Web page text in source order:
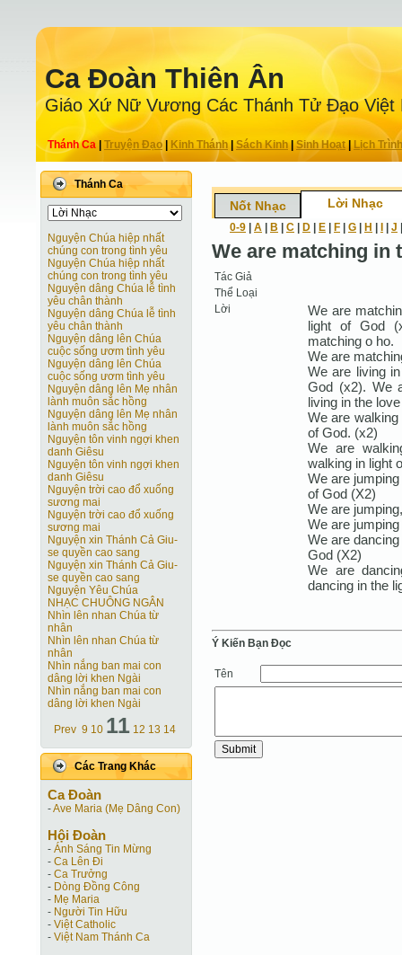
Ca Ðoàn Thiên Ân
Giáo Xứ Nữ Vương Các Thánh Tử Ðạo Việt
Thánh Ca Truyện Ðạo| Kinh Thánh Sách Kinh|Sinh Hoạt| Lịch Trình
Thánh Ca
Nguyện Chúa hiệp nhất
chúng con trong tình yêu
Nguyện Chúa hiệp nhất
chúng con trong tình yêu
Nguyện dâng Chúa lễ tình
yêu chân thành
Nguyện dâng Chúa lễ tình
yêu chân thành
Nguyện dâng lên Chúa
cuộc sống ươm tình yêu
Nguyện dâng lên Chúa
cuộc sống ươm tình yêu
Nguyện dâng lên Mẹ nhân
lành muôn sắc hồng
Nguyện dâng lên Mẹ nhân
lành muôn sắc hồng
Nguyện tôn vinh ngợi khen
danh Giêsu
Nguyện tôn vinh ngợi khen
danh Giêsu
Nguyện trời cao đổ xuống
sương mai
Nguyện trời cao đổ xuống
sương mai
Nguyện xin Thánh Cả Giu-
se quyền cao sang
Nguyện xin Thánh Cả Giu-
se quyền cao sang
Nguyện Yêu Chúa
NHẠC CHUÔNG NGÂN
Nhìn lên nhan Chúa từ
nhân
Nhìn lên nhan Chúa từ
nhân
Nhìn nắng ban mai con
dâng lời khen Ngài
Nhìn nắng ban mai con
dâng lời khen Ngài
Prev 9 10 11 12 13 14
Các Trang Khác
Ca Ðoàn
-Ave Maria (Mẹ Dâng Con)
Hội Ðoàn
- Ánh Sáng Tin Mừng
- Ca Lên Đi
- Ca Trưởng
- Dòng Đồng Công
- Mẹ Maria
- Người Tin Hữu
- Việt Catholic
- Việt Nam Thánh Ca
Nốt Nhạc Lời Nhạc
0-9 A B C D E F G H J
We are matching in
Tác Giả
Thể Loại
Lời
We are
light of God
matching o ho.
We are
We are living
God (x2). We
living in the
We are
of God. (x2)
We are
walking in light
We are
of God (X2)
We are
We are
We are
God (X2)
We are
dancing in the
Ý Kiến Bạn Ðọc
Tên